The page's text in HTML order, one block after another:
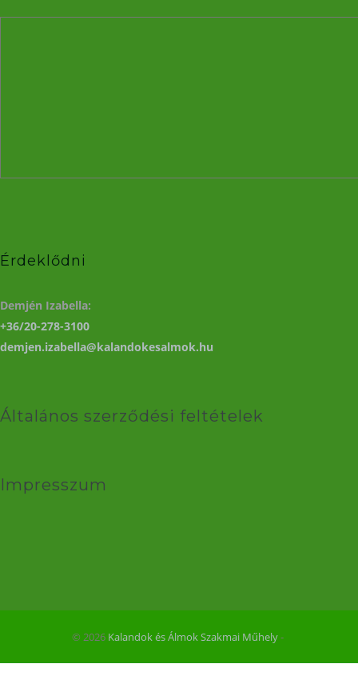
Érdeklődni
Demjén Izabella:
+36/20-278-3100
demjen.izabella@kalandokesalmok.hu
Általános szerződési feltételek
Impresszum
© 2026 Kalandok és Álmok Szakmai Műhely‐